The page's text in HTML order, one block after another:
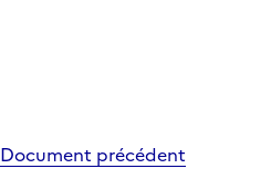
Document précédent